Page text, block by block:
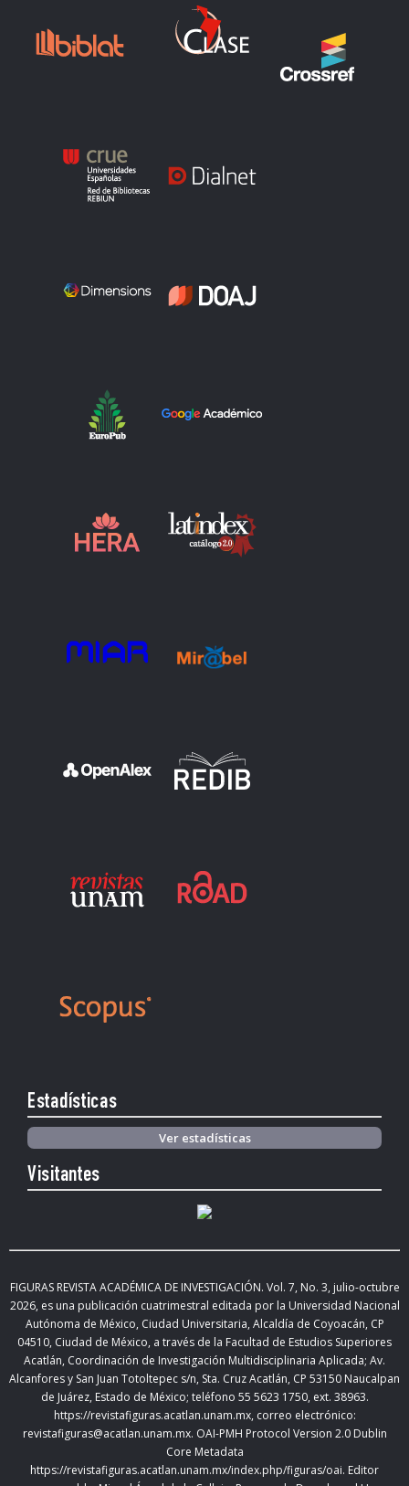
Estadísticas
Ver estadísticas
Visitantes
FIGURAS REVISTA ACADÉMICA DE INVESTIGACIÓN. Vol. 7, No. 3, julio-octubre
2026, es una publicación cuatrimestral editada por la Universidad Nacional
Autónoma de México, Ciudad Universitaria, Alcaldía de Coyoacán, CP
04510, Ciudad de México, a través de la Facultad de Estudios Superiores
Acatlán, Coordinación de Investigación Multidisciplinaria Aplicada; Av.
Alcanfores y San Juan Totoltepec s/n, Sta. Cruz Acatlán, CP 53150 Naucalpan
de Juárez, Estado de México; teléfono 55 5623 1750, ext. 38963.
https://revistafiguras.acatlan.unam.mx, correo electrónico:
revistafiguras@acatlan.unam.mx. OAI-PMH Protocol Version 2.0 Dublin
Core Metadata
https://revistafiguras.acatlan.unam.mx/index.php/figuras/oai. Editor